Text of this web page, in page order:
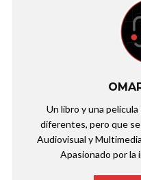
Un libro y una
diferentes, pero que
Audiovisual y
Apasionado por la